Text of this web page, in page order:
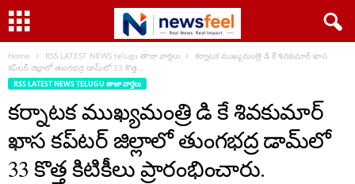
Home RSS LATEST NEWS telugu తాజా వార్తలు
కర్నాటక ముఖ్యమంత్రి డి కే శివకుమార్ ఖాస
కప్‌టర్ జిల్లాలో తుంగభద్ర డామ్‌లో 33 కొత్త...
RSS LATEST NEWS TELUGU తాజా వార్తలు
కర్నాటక ముఖ్యమంత్రి డి కే శివకుమార్
ఖాస కప్‌టర్ జిల్లాలో తుంగభద్ర డామ్‌లో
33 కొత్త కిటికీలు ప్రారంభించారు.